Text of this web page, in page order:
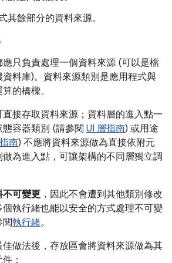
其餘部分的資料來源。
只負責處理一個資料來源 (可以是檔
料庫)。資料來源類別是應用程式與
的橋樑。
接存取資料來源；資料層的進入點一
容器類別 (請參閱 UI 層指南) 或用途
南) 不應將資料來源做為直接依附元
為進入點，可讓架構的不同層獨立調
不可變更 ，因此不會遭到其他類別修改
執行緒也能以安全的方式處理不可變
執行緒。
佳做法後，存放區會將資料來源做為其
：